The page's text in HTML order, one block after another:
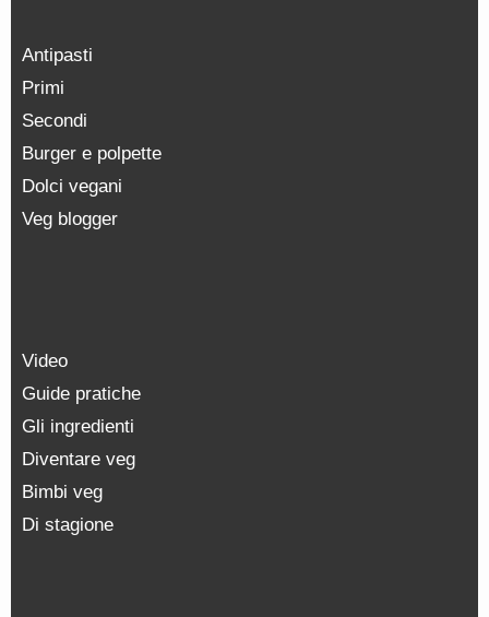
Antipasti
Primi
Secondi
Burger e polpette
Dolci vegani
Veg blogger
Video
Guide pratiche
Gli ingredienti
Diventare veg
Bimbi veg
Di stagione